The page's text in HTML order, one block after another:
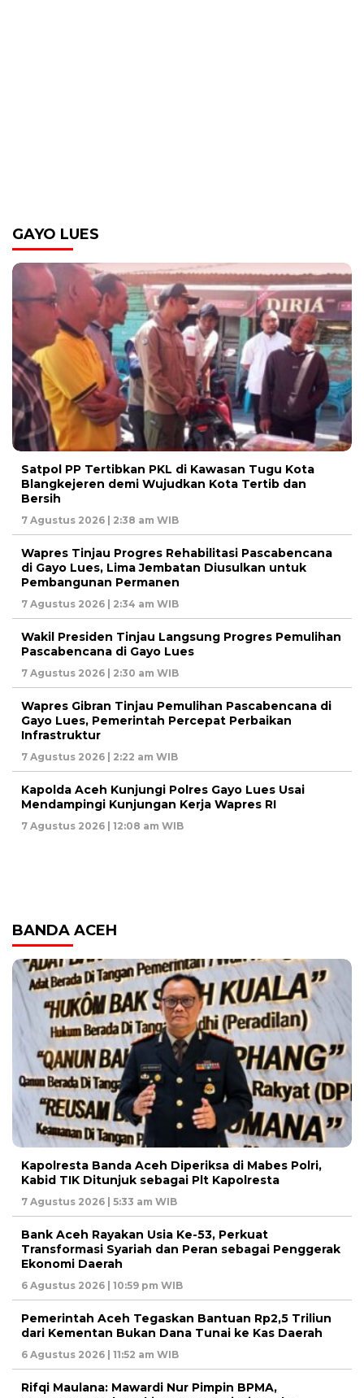
GAYO LUES
Satpol PP Tertibkan PKL di Kawasan Tugu Kota
Blangkejeren demi Wujudkan Kota Tertib dan
Bersih
7 Agustus 2026 | 2:38 am WIB
Wapres Tinjau Progres Rehabilitasi Pascabencana
di Gayo Lues, Lima Jembatan Diusulkan untuk
Pembangunan Permanen
7 Agustus 2026 | 2:34 am WIB
Wakil Presiden Tinjau Langsung Progres Pemulihan
Pascabencana di Gayo Lues
7 Agustus 2026 | 2:30 am WIB
Wapres Gibran Tinjau Pemulihan Pascabencana di
Gayo Lues, Pemerintah Percepat Perbaikan
Infrastruktur
7 Agustus 2026 | 2:22 am WIB
Kapolda Aceh Kunjungi Polres Gayo Lues Usai
Mendampingi Kunjungan Kerja Wapres RI
7 Agustus 2026 | 12:08 am WIB
BANDA ACEH
Kapolresta Banda Aceh Diperiksa di Mabes Polri,
Kabid TIK Ditunjuk sebagai Plt Kapolresta
7 Agustus 2026 | 5:33 am WIB
Bank Aceh Rayakan Usia Ke-53, Perkuat
Transformasi Syariah dan Peran sebagai Penggerak
Ekonomi Daerah
6 Agustus 2026 | 10:59 pm WIB
Pemerintah Aceh Tegaskan Bantuan Rp2,5 Triliun
dari Kementan Bukan Dana Tunai ke Kas Daerah
6 Agustus 2026 | 11:52 am WIB
Rifqi Maulana: Mawardi Nur Pimpin BPMA,